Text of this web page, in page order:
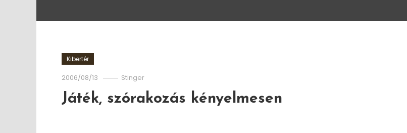
Kibertér
2006/08/13 Stinger
Játék, szórakozás kényelmesen